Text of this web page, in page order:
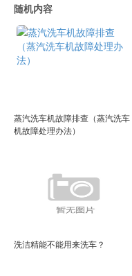
随机内容
蒸汽洗车机故障排查（蒸汽洗车
机故障处理办法）
洗洁精能不能用来洗车？